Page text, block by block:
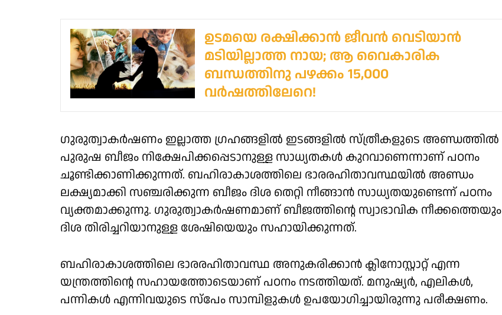
ഉടമയെ രക്ഷിക്കാൻ ജീവൻ വെടിയാൻ
മടിയില്ലാത്ത നായ; ആ വൈകാരിക
ബന്ധത്തിനു പഴക്കം 15,000
വര്‍ഷത്തിലേറെ!
​ഗുരുത്വാകർഷണം ഇല്ലാത്ത ​ഗ്രഹങ്ങളിൽ ഇടങ്ങളിൽ സ്ത്രീകളുടെ അണ്ഡത്തിൽ
പുരുഷ ബീജം നിക്ഷേപിക്കപ്പെടാനുള്ള സാധ്യതകൾ കുറവാണെന്നാണ് പഠനം
ചൂണ്ടിക്കാണിക്കുന്നത്. ബഹിരാകാശത്തിലെ ഭാരരഹിതാവസ്ഥയിൽ അണ്ഡം
ലക്ഷ്യമാക്കി സഞ്ചരിക്കുന്ന ബീജം ദിശ തെറ്റി നീങ്ങാൻ സാധ്യതയുണ്ടെന്ന് പഠനം
വ്യക്തമാക്കുന്നു. ഗുരുത്വാകർഷണമാണ് ബീജത്തിന്റെ സ്വാഭാവിക നീക്കത്തെയും
ദിശ തിരിച്ചറിയാനുള്ള ശേഷിയെയും സഹായിക്കുന്നത്.
ബഹിരാകാശത്തിലെ ഭാരരഹിതാവസ്ഥ അനുകരിക്കാൻ ക്ലിനോസ്റ്റാറ്റ് എന്ന
യന്ത്രത്തിന്റെ സഹായത്തോടെയാണ് പഠനം നടത്തിയത്. മനുഷ്യർ, എലികൾ,
പന്നികൾ എന്നിവയുടെ സ്പേം സാമ്പിളുകൾ ഉപയോഗിച്ചായിരുന്നു പരീക്ഷണം.